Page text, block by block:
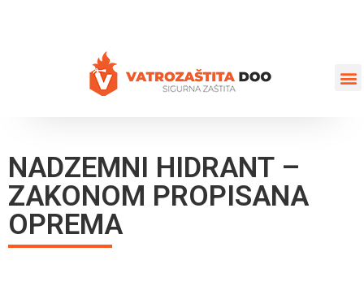
NADZEMNI HIDRANT –
ZAKONOM PROPISANA
OPREMA